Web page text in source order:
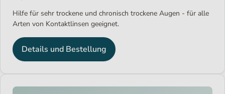
Hilfe für sehr trockene und chronisch trockene Augen - für alle
Arten von Kontaktlinsen geeignet.
Details und Bestellung